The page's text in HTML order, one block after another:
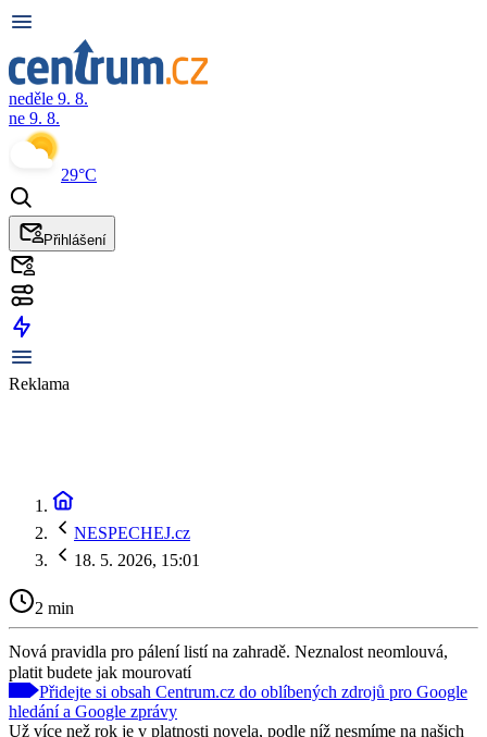
neděle 9. 8.
ne 9. 8.
29°C
Přihlášení
Reklama
NESPECHEJ.cz
18. 5. 2026, 15:01
2 min
Nová pravidla pro pálení listí na zahradě. Neznalost neomlouvá,
platit budete jak mourovatí
Přidejte si obsah Centrum.cz do oblíbených zdrojů pro Google
hledání a Google zprávy
Už více než rok je v platnosti novela, podle níž nesmíme na našich